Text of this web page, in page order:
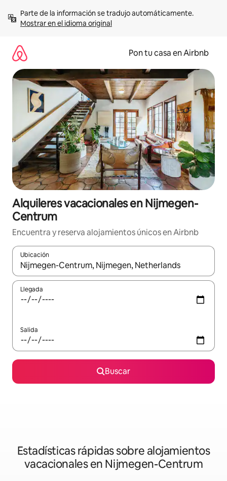
contenidoMostrar en el idioma original
Pon tu casa en Airbnb
Alquileres vacacionales en Nijmegen-
Centrum
Encuentra y reserva alojamientos únicos en Airbnb
Ubicación
Cuando los resultados estén disponibles, navega con las
Llegada
Salida
Buscar
Estadísticas rápidas sobre alojamientos
vacacionales en Nijmegen-Centrum